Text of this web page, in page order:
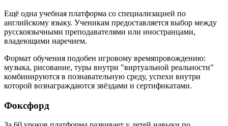
Ещё одна учебная платформа со специализацией по
английскому языку. Ученикам предоставляется выбор между
русскоязычными преподавателями или иностранцами,
владеющими наречием.
Формат обучения подобен игровому времяпровождению:
музыка, рисование, туры внутри "виртуальной реальности"
комбинируются в познавательную среду, успехи внутри
которой вознаграждаются звёздами и сертификатами.
Фоксфорд